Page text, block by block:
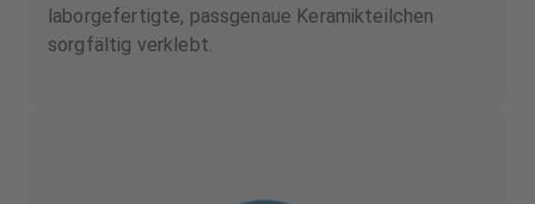
laborgefertigte, passgenaue Keramikteilchen
sorgfältig verklebt.